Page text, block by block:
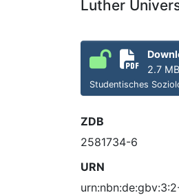
Luther
2.7 MB
Studentisches
ZDB
2581734-6
URN